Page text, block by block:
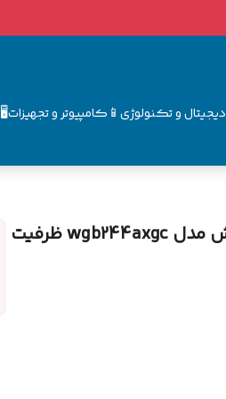
دیجیتال و تکنولوژی📱 کامپیوتر و تجهیزات🖥️
ماشین لباسشویی اتوماتیک بوش مدل wgb244axgc ظرفیت